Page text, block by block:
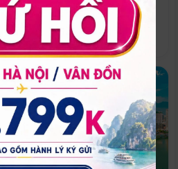
Quoc
Phú Quốc
★ 5.0